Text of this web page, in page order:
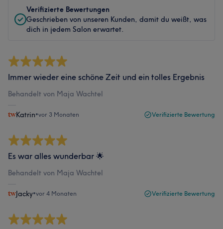
Verifizierte Bewertungen
Geschrieben von unseren Kunden, damit du weißt, was
dich in jedem Salon erwartet.
Immer wieder eine schöne Zeit und ein tolles Ergebnis
Behandelt von Maja Wachtel
Katrin•vor 3 Monaten Verifizierte Bewertung
Es war alles wunderbar 🌟
Behandelt von Maja Wachtel
Jacky•vor 4 Monaten Verifizierte Bewertung